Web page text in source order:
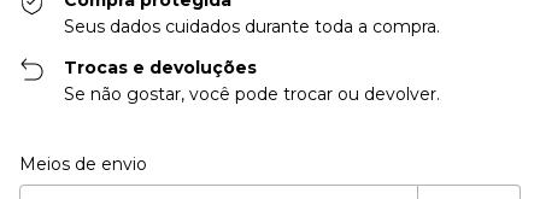
Seus dados cuidados durante toda a compra.
Trocas e devoluções
Se não gostar, você pode trocar ou devolver.
Entregas para o CEP:
Meios de envio